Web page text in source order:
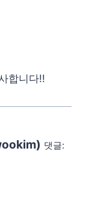
합니다!!
댓글: